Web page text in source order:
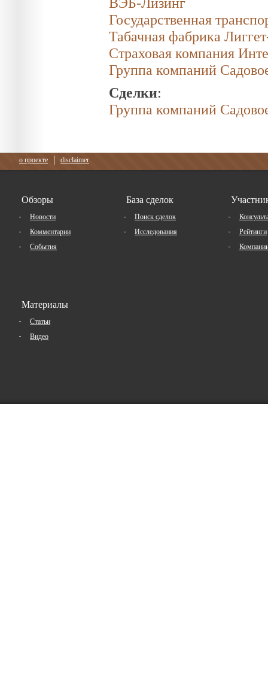
Государственная
Табачная фабрика
Страховая компания
Группа компаний
Сделки:
Группа компаний
о проекте disclaimer
Обзоры
Новости
Комментарии
События
База сделок
Поиск сделок
Исследования
Рейтинги
Материалы
Статьи
Видео